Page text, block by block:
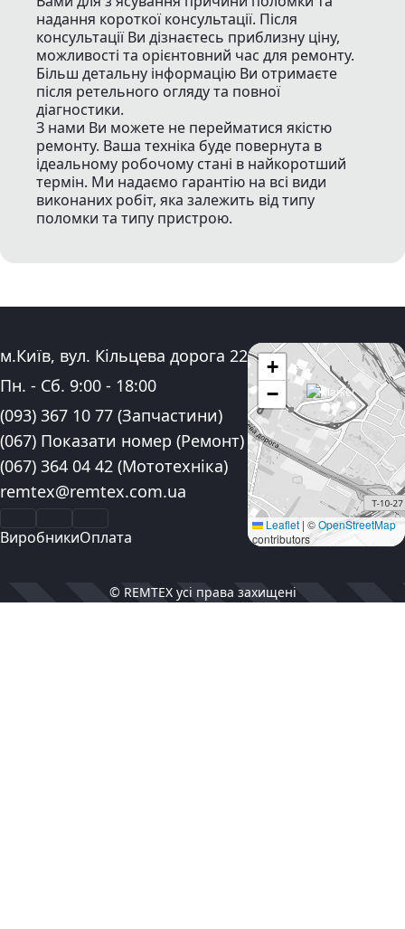
надання короткої консультації. Після
консультації Ви дізнаєтесь приблизну ціну,
можливості та орієнтовний час для ремонту.
Більш детальну інформацію Ви отримаєте
після ретельного огляду та повної
діагностики.
З нами Ви можете не перейматися якістю
ремонту. Ваша техніка буде повернута в
ідеальному робочому стані в найкоротший
термін. Ми надаємо гарантію на всі види
виконаних робіт, яка залежить від типу
поломки та типу пристрою.
Адреса:
м.Київ, вул. Кільцева дорога 22
Графік роботи:
Пн. - Сб. 9:00 - 18:00
Контактні номера телефону:
(093) 367 10 77 (Запчастини)
(067) Показати номер (Ремонт)
(067) 364 04 42 (Мототехніка)
Електронна пошта:
remtex@remtex.com.ua
ВиробникиОплата
+
−
Leaflet | ©OpenStreetMap
contributors
© REMTEX усі права захищені